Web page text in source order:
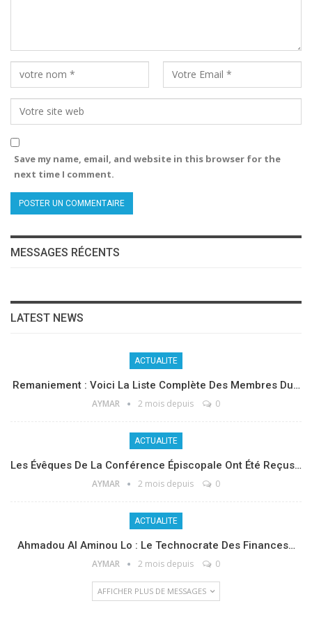
Save my name, email, and website in this browser for the
next time I comment.
MESSAGES RÉCENTS
LATEST NEWS
ACTUALITE
Remaniement : Voici La Liste Complète Des Membres Du…
AYMAR 2 mois depuis 0
ACTUALITE
Les Évêques De La Conférence Épiscopale Ont Été Reçus…
AYMAR 2 mois depuis 0
ACTUALITE
Ahmadou Al Aminou Lo : Le Technocrate Des Finances…
AYMAR 2 mois depuis 0
AFFICHER PLUS DE MESSAGES